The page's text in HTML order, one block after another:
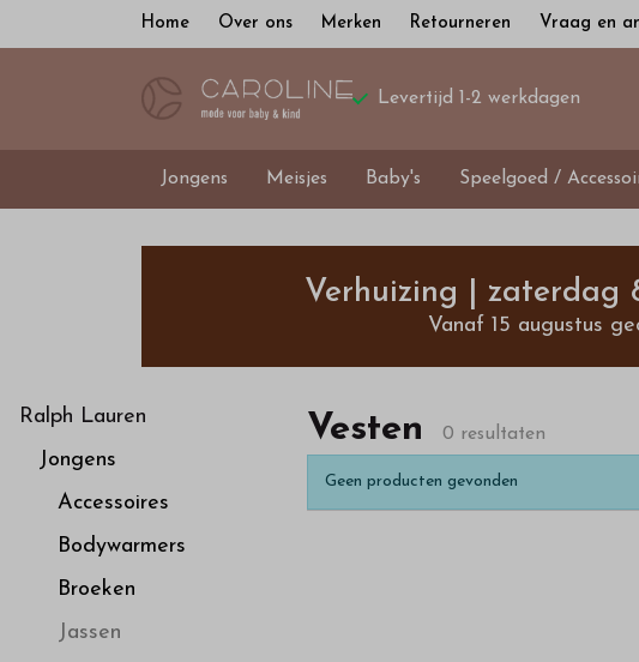
Home Over ons Merken Retourneren Vraag en
Levertijd 1-2 werkdagen
Jongens Meisjes Baby's Speelgoed /
Vesten
Bestel
kinderkleding
van
hoge
kwaliteit
Verhuizing | zaterdag
Vanaf 15 augustus
Ralph Lauren
Jongens
Accessoires
Bodywarmers
Broeken
Jassen
Vesten 0 resultaten
Geen producten gevonden